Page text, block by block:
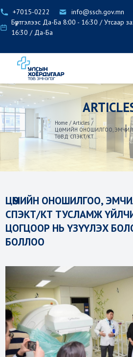
+7015-0222 info@ssch.gov.mn
Бүртгэлээс Да-Ба 8:00 - 16:30 / Утсаар
16:30 / Да-Ба
Home / Articles /
ЦӨМИЙН ОНОШИЛГОО,
ТӨВД СПЭКТ/КТ...
ЦӨМИЙН ОНОШИЛГОО,
СПЭКТ/КТ ТУСЛАМЖ
ЦОГЦООР НЬ ҮЗҮҮЛЭХ
БОЛЛОО